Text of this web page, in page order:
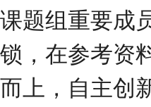
课题组重要成
锁，在参考资
而上，自主创